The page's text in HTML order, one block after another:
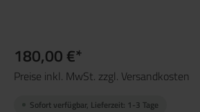
180,00 €*
Preise inkl. MwSt. zzgl. Versandkosten
Sofort verfügbar, Lieferzeit: 1-3 Tage